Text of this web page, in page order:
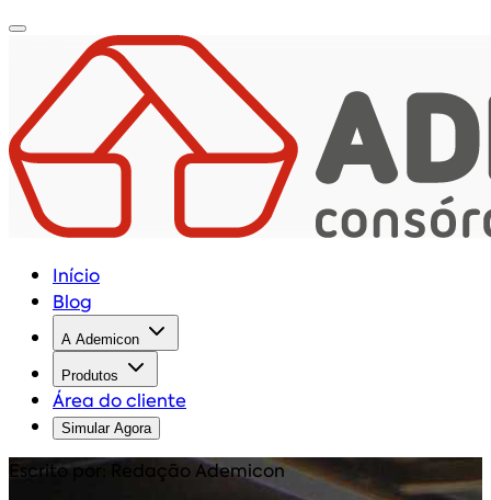
Início
Blog
A Ademicon
Produtos
Área do cliente
Simular Agora
Escrito por: Redação Ademicon